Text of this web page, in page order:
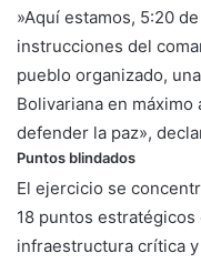
​»Aquí estamos, 5:20
instrucciones del
pueblo organizado,
Bolivariana en
defender la paz»,
​Puntos blindados
El ejercicio se
18 puntos
infraestructura crítica